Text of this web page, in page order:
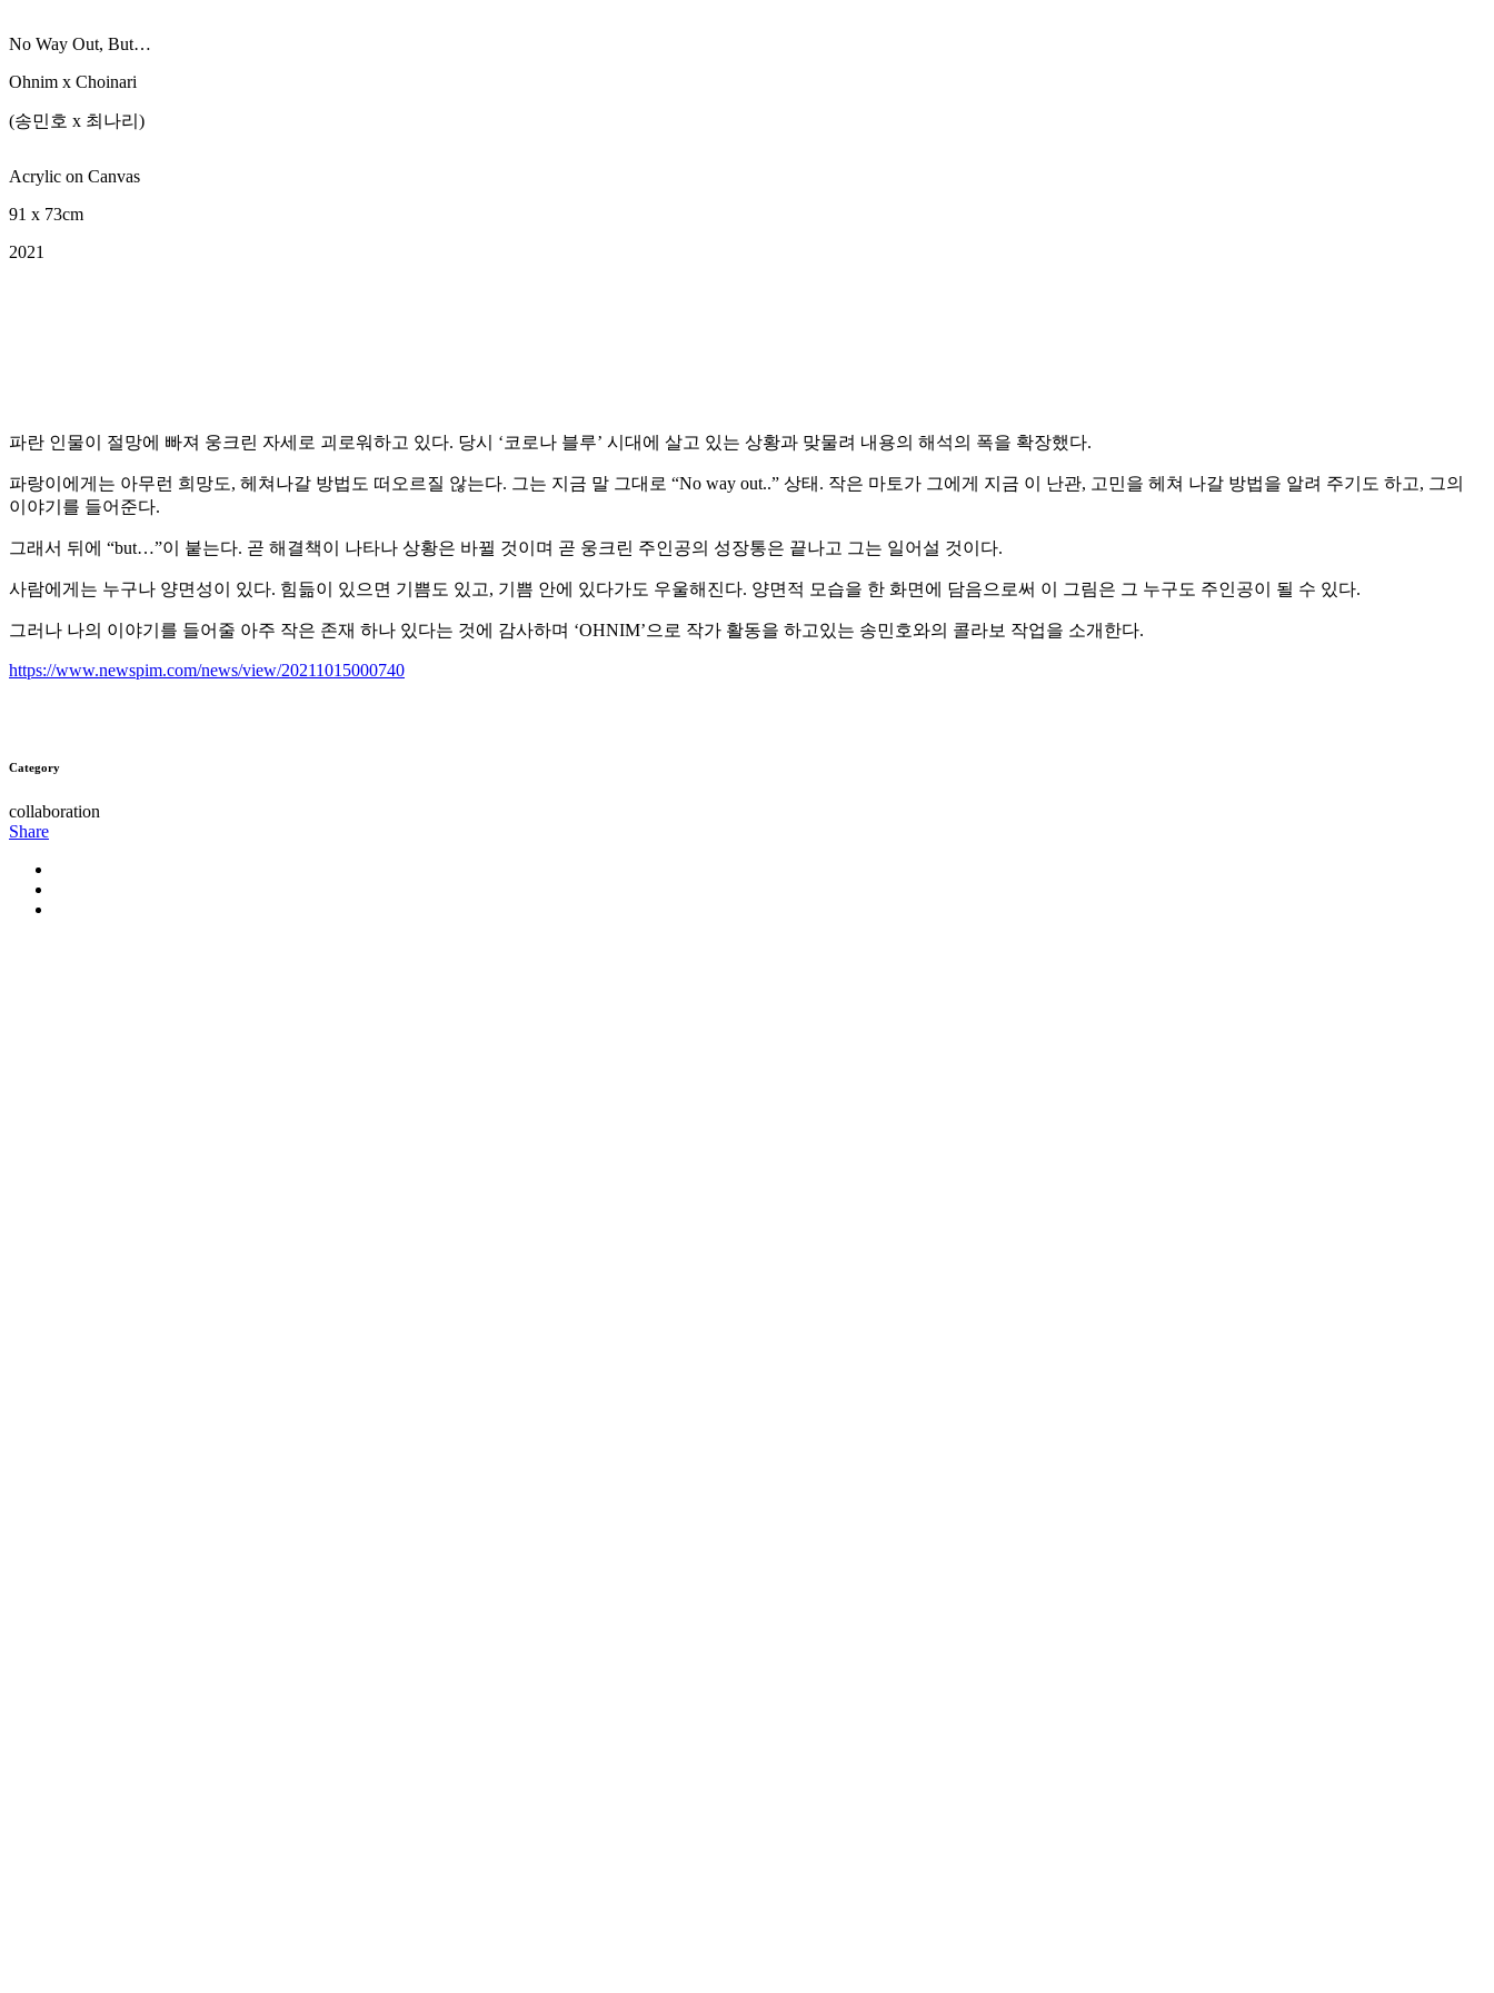
No Way Out, But…
Ohnim x Choinari
(송민호 x 최나리)
Acrylic on Canvas
91 x 73cm
2021
파란 인물이 절망에 빠져 웅크린 자세로 괴로워하고 있다. 당시 ‘코로나 블루’ 시대에 살고 있는 상황과 맞물려 내용의 해석의 폭을 확장했다.
파랑이에게는 아무런 희망도, 헤쳐나갈 방법도 떠오르질 않는다. 그는 지금 말 그대로 “No way out..” 상태. 작은 마토가 그에게 지금 이 난관, 고민을 헤쳐 나갈 방법을 알려 주기도 하고, 그의
이야기를 들어준다.
그래서 뒤에 “but…”이 붙는다. 곧 해결책이 나타나 상황은 바뀔 것이며 곧 웅크린 주인공의 성장통은 끝나고 그는 일어설 것이다.
사람에게는 누구나 양면성이 있다. 힘듦이 있으면 기쁨도 있고, 기쁨 안에 있다가도 우울해진다. 양면적 모습을 한 화면에 담음으로써 이 그림은 그 누구도 주인공이 될 수 있다.
그러나 나의 이야기를 들어줄 아주 작은 존재 하나 있다는 것에 감사하며 ‘OHNIM’으로 작가 활동을 하고있는 송민호와의 콜라보 작업을 소개한다.
https://www.newspim.com/news/view/20211015000740
Category
collaboration
Share